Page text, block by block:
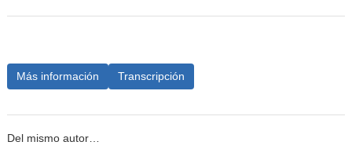
Más información Transcripción
Del mismo autor…